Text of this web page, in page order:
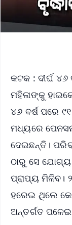
କଟକ : ଦୀର୍ଘ ୪୬
ମହିଳାଙ୍କୁ
୪୬ ବର୍ଷ ପରେ
ମଧ୍ୟରେ ପେନସନ
ଦେଇଛନ୍ତି।
ଠାରୁ ସେ ଯୋଗ୍ୟ
ପ୍ରାପ୍ୟ ମିଳିବ।
ହରେଇ ଥିଲେ
ଅନ୍ତର୍ଗତ